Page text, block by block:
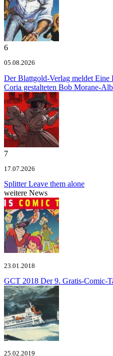
6
05.08.2026
Der Blattgold-Verlag meldet Eine
Coria gestalteten Bob Morane-
7
17.07.2026
SplitterLeave them alone
weitere News
23.01.2018
GCT 2018 Der 9. Gratis-Comic-
25.02.2019